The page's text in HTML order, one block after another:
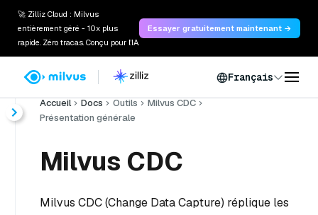
🚀 Zilliz Cloud : Milvus
entièrement géré - 10x plus
rapide. Zéro tracas. Conçu pour l'IA.
Essayer gratuitement maintenant →
Français
Accueil Docs Outils
Milvus CDC
Présentation générale
Milvus CDC
Milvus CDC (Change Data Capture) réplique les